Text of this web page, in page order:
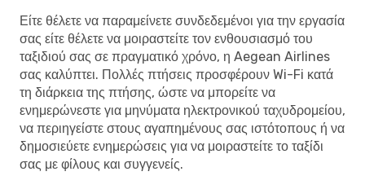
Είτε θέλετε να παραμείνετε συνδεδεμένοι για την εργασία
σας είτε θέλετε να μοιραστείτε τον ενθουσιασμό του
ταξιδιού σας σε πραγματικό χρόνο, η Aegean Airlines
σας καλύπτει. Πολλές πτήσεις προσφέρουν Wi-Fi κατά
τη διάρκεια της πτήσης, ώστε να μπορείτε να
ενημερώνεστε για μηνύματα ηλεκτρονικού ταχυδρομείου,
να περιηγείστε στους αγαπημένους σας ιστότοπους ή να
δημοσιεύετε ενημερώσεις για να μοιραστείτε το ταξίδι
σας με φίλους και συγγενείς.